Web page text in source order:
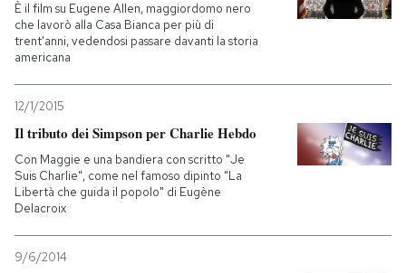
È il film su Eugene Allen, maggiordomo nero
che lavorò alla Casa Bianca per più di
trent'anni, vedendosi passare davanti la storia
americana
12/1/2015
Il tributo dei Simpson per Charlie Hebdo
Con Maggie e una bandiera con scritto "Je
Suis Charlie", come nel famoso dipinto "La
Libertà che guida il popolo" di Eugène
Delacroix
9/6/2014